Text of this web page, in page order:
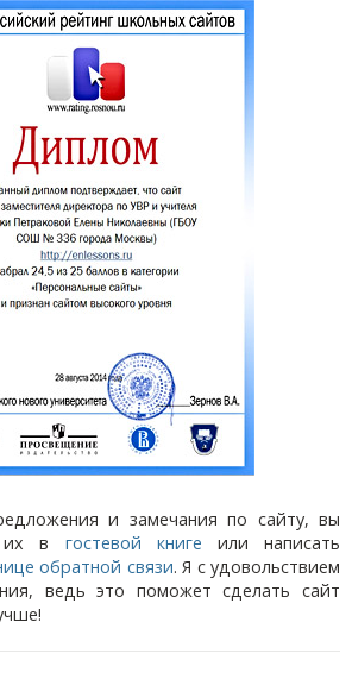
и замечания по сайту, вы
их в гостевой книге или написать
обратной связи. Я с удовольствием
ведь это поможет сделать сайт